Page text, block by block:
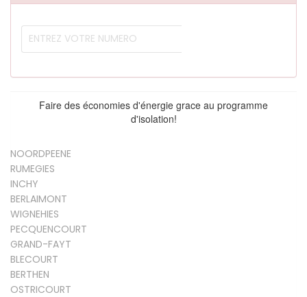
Faire des économies d'énergie grace au programme
d'isolation!
NOORDPEENE
RUMEGIES
INCHY
BERLAIMONT
WIGNEHIES
PECQUENCOURT
GRAND-FAYT
BLECOURT
BERTHEN
OSTRICOURT